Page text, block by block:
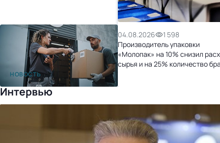
НОВОСТЬ
04.08.2026
1 598
Производитель упаковки
«Молопак» на 10% снизил
сырья и на 25% количество
Интервью